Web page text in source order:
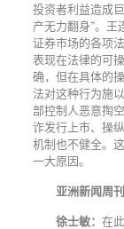
投资者利益造成
产无力翻身”。
证券市场的各项
表现在法律的可
确，但在具体的
法对这种行为施
部控制人恶意掏
诈发行上市、操
机制也不健全。
一大原因。
亚洲新闻周刊
徐士敏： 在